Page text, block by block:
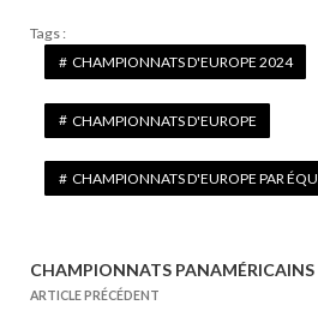
Tags :
CHAMPIONNATS D'EUROPE 2024
CHAMPIONNATS D'EUROPE
CHAMPIONNATS D'EUROPE PAR
N
CHAMPIONNATS
ARTICLE PRÉCÉDENT